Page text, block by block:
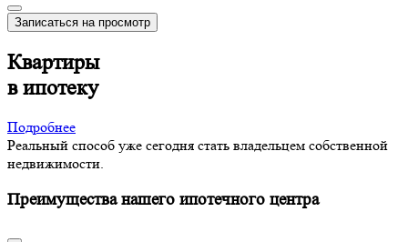
Записаться на просмотр
Квартиры
в ипотеку
Подробнее
Реальный способ уже сегодня стать владельцем собственной
недвижимости.
Преимущества нашего ипотечного центра